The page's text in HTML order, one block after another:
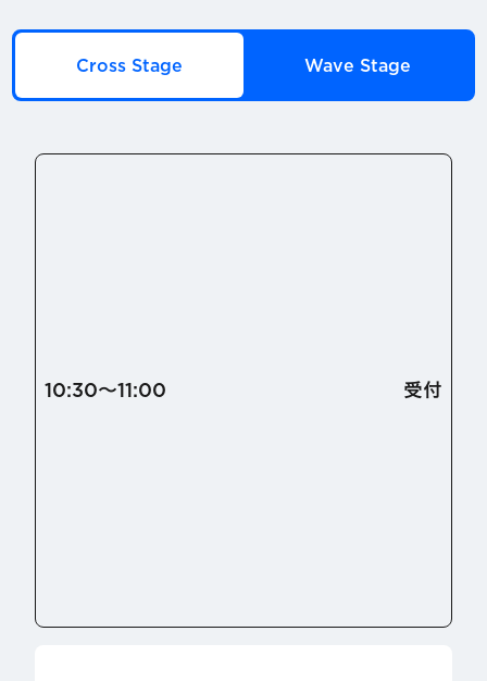
Cross Stage Wave Stage
10:30〜11:00 受付